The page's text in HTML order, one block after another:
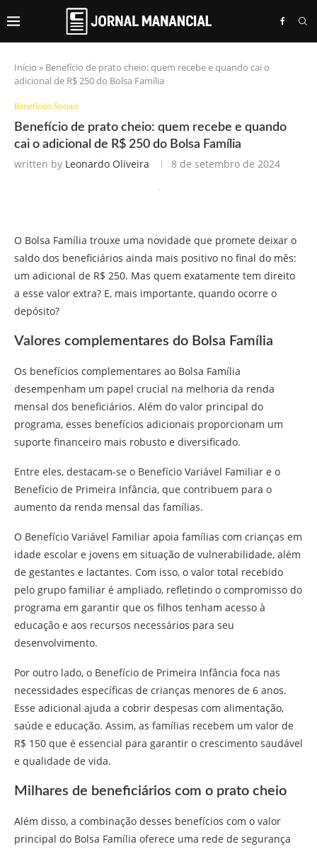
Início » Benefício de prato cheio: quem recebe e quando cai o
adicional de R$ 250 do Bolsa Família
Benefícios Sociais
Benefício de prato cheio: quem recebe e quando
cai o adicional de R$ 250 do Bolsa Família
written by Leonardo Oliveira 8 de setembro de 2024
O Bolsa Família trouxe uma novidade que promete deixar o
saldo dos beneficiários ainda mais positivo no final do mês:
um adicional de R$ 250. Mas quem exatamente tem direito
a esse valor extra? E, mais importante, quando ocorre o
depósito?
Valores complementares do Bolsa Família
Os benefícios complementares ao Bolsa Família
desempenham um papel crucial na melhoria da renda
mensal dos beneficiários. Além do valor principal do
programa, esses benefícios adicionais proporcionam um
suporte financeiro mais robusto e diversificado.
Entre eles, destacam-se o Benefício Variável Familiar e o
Benefício de Primeira Infância, que contribuem para o
aumento da renda mensal das famílias.
O Benefício Variável Familiar apoia famílias com crianças em
idade escolar e jovens em situação de vulnerabilidade, além
de gestantes e lactantes. Com isso, o valor total recebido
pelo grupo familiar é ampliado, refletindo o compromisso do
programa em garantir que os filhos tenham acesso à
educação e aos recursos necessários para seu
desenvolvimento.
Por outro lado, o Benefício de Primeira Infância foca nas
necessidades específicas de crianças menores de 6 anos.
Esse adicional ajuda a cobrir despesas com alimentação,
saúde e educação. Assim, as famílias recebem um valor de
R$ 150 que é essencial para garantir o crescimento saudável
e qualidade de vida.
Milhares de beneficiários com o prato cheio
Além disso, a combinação desses benefícios com o valor
principal do Bolsa Família oferece uma rede de segurança